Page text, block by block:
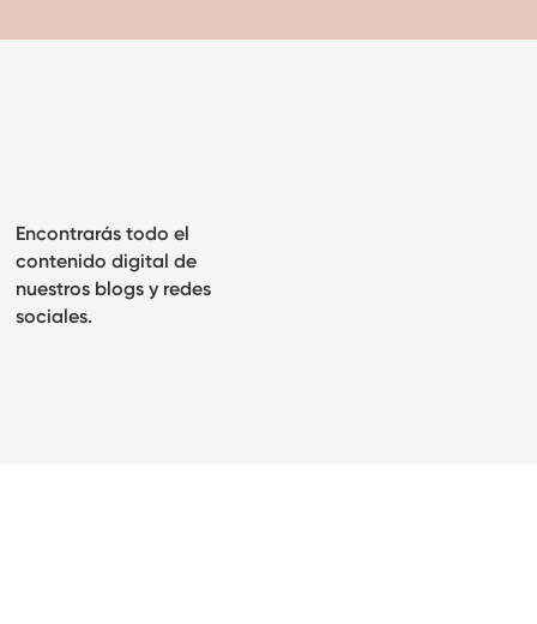
Encontrarás todo el
contenido digital de
nuestros blogs y redes
sociales.